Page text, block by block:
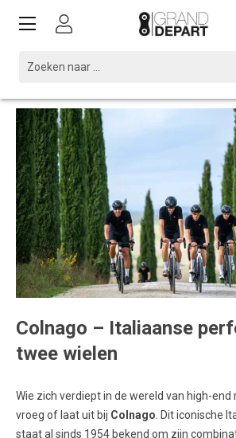
Colnago – Italiaanse
twee wielen
Wie zich verdiept in de wereld van high-
vroeg of laat uit bij Colnago . Dit iconische
staat al sinds 1954 bekend om zijn